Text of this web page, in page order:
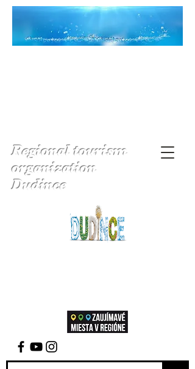
Regional tourism
organization
Dudince